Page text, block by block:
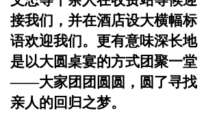
接我们，并在酒店设大横幅标
语欢迎我们。更有意味深长地
是以大圆桌宴的方式团聚一堂
——大家团团圆圆，圆了寻找
亲人的回归之梦。